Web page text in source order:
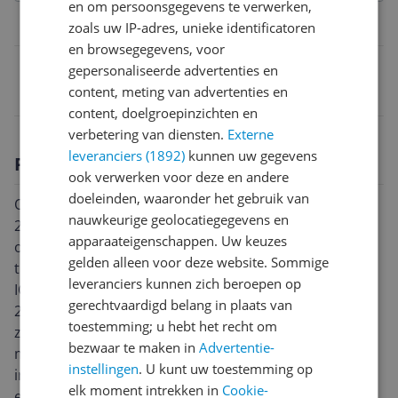
Belangrijkste kenmerken
0011120255782
Productomschrijving
Optimaliseer de reinigingsprestaties van uw ICON
2602N, 2602D of 2899N op zachte, hoger liggende
oppervlakken met deze originele
turboborstelbevestiging. De gemotoriseerde BISSELL
ICON turboborstel voor uw ICON 2602N, 2602D of
2899N maximaliseert de reinigingsprestaties op
zachte, hoger liggende oppervlakken. Ideaal voor
meubels, matrassen, trappen en andere oppervlakken
in huis. Het opzetstuk verwijdert effectief dierenhaar
en om persoonsgegevens te verwerken,
zoals uw IP-adres, unieke identificatoren
en browsegegevens, voor
gepersonaliseerde advertenties en
content, meting van advertenties en
content, doelgroepinzichten en
verbetering van diensten. Externe
leveranciers (1892) kunnen uw gegevens
ook verwerken voor deze en andere
doeleinden, waaronder het gebruik van
nauwkeurige geolocatiegegevens en
apparaateigenschappen. Uw keuzes
gelden alleen voor deze website. Sommige
leveranciers kunnen zich beroepen op
gerechtvaardigd belang in plaats van
toestemming; u hebt het recht om
bezwaar te maken inAdvertentie-
instellingen. U kunt uw toestemming op
elk moment intrekken in Cookie-